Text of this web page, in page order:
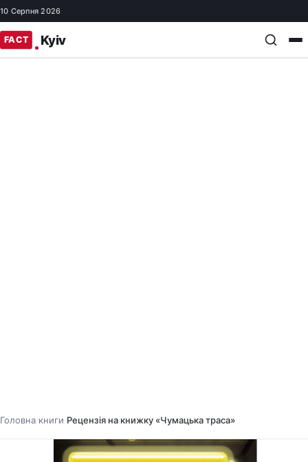
10 Серпня 2026
Головна/ книги/ Рецензія на книжку «Чумацька траса»